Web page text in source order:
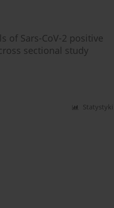
of Sars-CoV-2 positive
sectional study
Statystyki